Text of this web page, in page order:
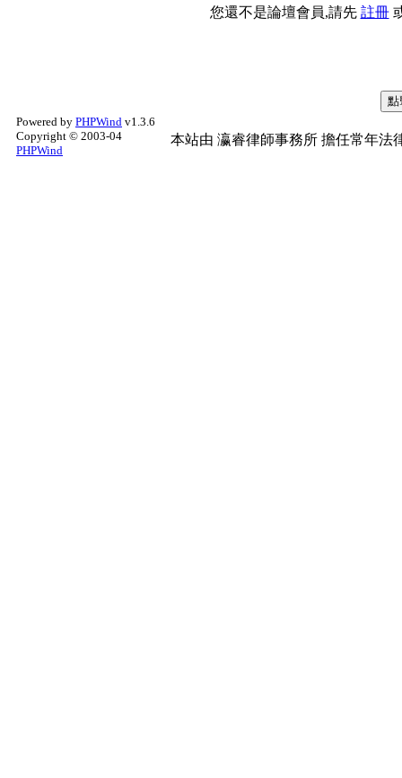
您還不是論壇會員,請先 註冊
Powered by PHPWind v1.3.6
Copyright © 2003-04
PHPWind
本站由 瀛睿律師事務所 擔任常年法